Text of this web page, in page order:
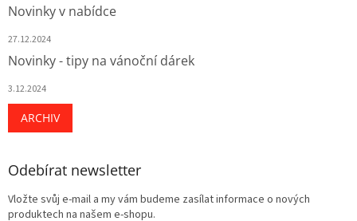
Novinky v nabídce
27.12.2024
Novinky - tipy na vánoční dárek
3.12.2024
ARCHIV
Odebírat newsletter
Vložte svůj e-mail a my vám budeme zasílat informace o nových
produktech na našem e-shopu.